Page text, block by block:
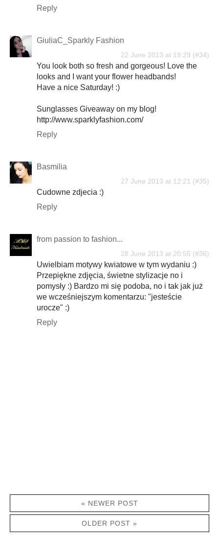
Reply
GiuliaC_Sparkly Fashion
22 June 2013 at 19:29
You look both so fresh and gorgeous! Love the
looks and I want your flower headbands!
Have a nice Saturday! :)
Sunglasses Giveaway on my blog!
http://www.sparklyfashion.com/
Reply
Basmilia
27 June 2013 at 12:21
Cudowne zdjecia :)
Reply
from passion to fashion...
28 June 2013 at 20:55
Uwielbiam motywy kwiatowe w tym wydaniu :)
Przepiękne zdjęcia, świetne stylizacje no i
pomysły :) Bardzo mi się podoba, no i tak jak już
we wcześniejszym komentarzu: "jesteście
urocze" :)
Reply
« NEWER POST
OLDER POST »